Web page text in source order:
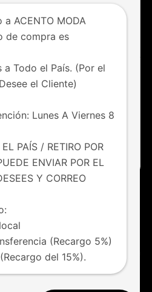
o consultas?
nosotros vía whatsapp
a ACENTO MODA
de compra es
a Todo el País. (Por el
el Cliente)
Lunes A Viernes 8
PAÍS / RETIRO POR
ENVIAR POR EL
Y CORREO
(Recargo 5%)
del 15%).